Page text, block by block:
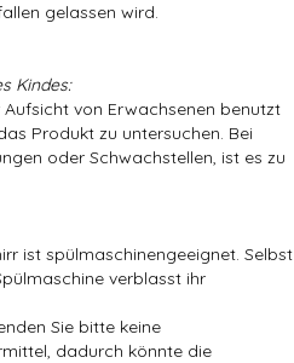
gelassen wird.
Kindes:
von Erwachsenen benutzt
Produkt zu untersuchen. Bei
oder Schwachstellen, ist es zu
ist spülmaschinengeeignet. Selbst
verblasst ihr
Sie bitte keine
dadurch könnte die